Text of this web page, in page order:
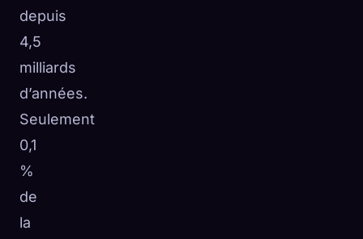
depuis
4,5
milliards
d’années.
Seulement
0,1
%
de
la